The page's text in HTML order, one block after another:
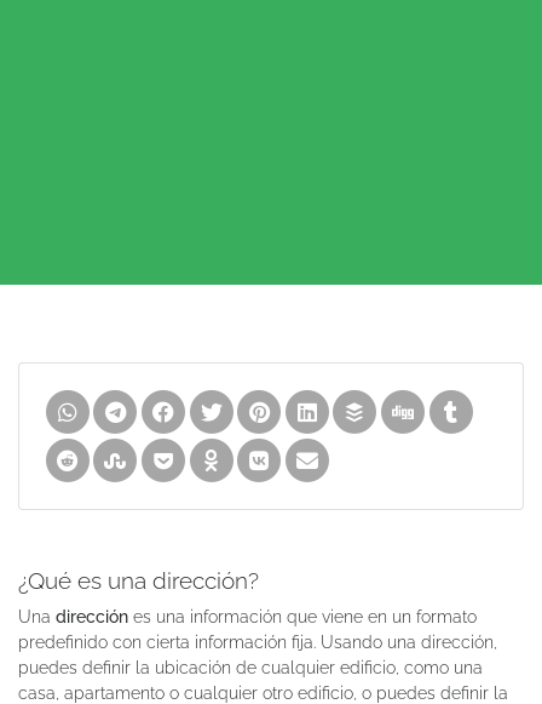
¿Qué es una dirección?
Una dirección es una información que viene en un formato
predefinido con cierta información fija. Usando una dirección,
puedes definir la ubicación de cualquier edificio, como una
casa, apartamento o cualquier otro edificio, o puedes definir la